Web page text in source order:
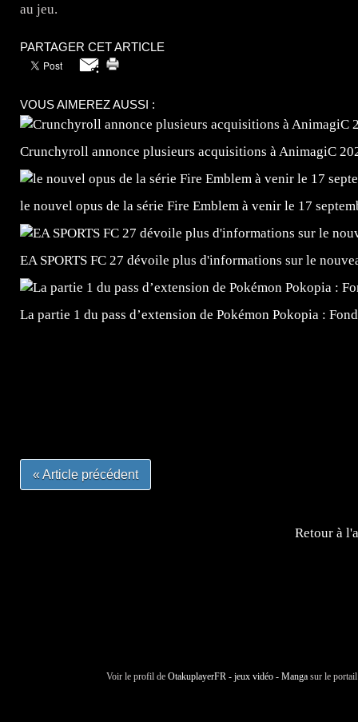
au jeu.
PARTAGER CET ARTICLE
VOUS AIMEREZ AUSSI :
Crunchyroll annonce plusieurs acquisitions à AnimagiC
le nouvel opus de la série Fire Emblem à venir le 17
EA SPORTS FC 27 dévoile plus d'informations sur le
La partie 1 du pass d’extension de Pokémon Pokopia :
« Article précédent
Retour à
Voir le profil de OtakuplayerFR - jeux vidéo - Manga sur le